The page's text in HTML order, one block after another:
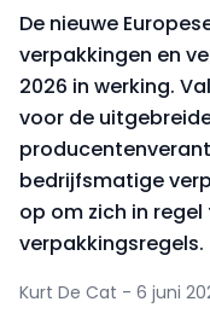
De nieuwe
verpakkingen en
2026 in werking.
voor de
bedrijfsmatige
op om zich in
verpakkingsregels.
Kurt De Cat - 6 juni